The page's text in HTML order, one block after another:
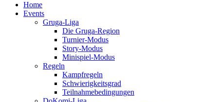
Home
Events
Gruga-Liga
Die Gruga-Region
Turnier-Modus
Story-Modus
Minispiel-Modus
Regeln
Kampfregeln
Schwierigkeitsgrad
Teilnahmebedingungen